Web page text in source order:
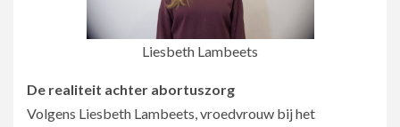
Liesbeth Lambeets
De realiteit achter abortuszorg
Volgens Liesbeth Lambeets, vroedvrouw bij het